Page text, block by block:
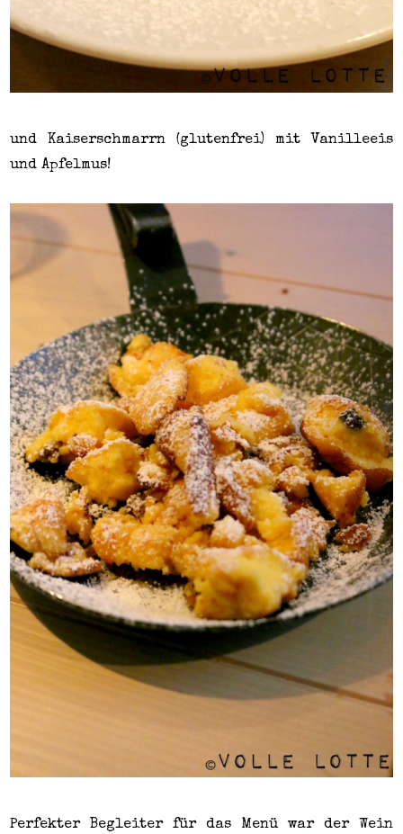
und Kaiserschmarrn (glutenfrei) mit Vanilleeis
und Apfelmus!
Perfekter Begleiter für das Menü war der Wein